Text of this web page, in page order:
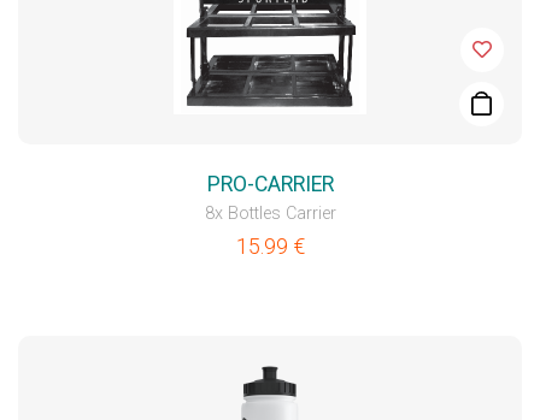
PRO-CARRIER
8x Bottles Carrier
15.99 €